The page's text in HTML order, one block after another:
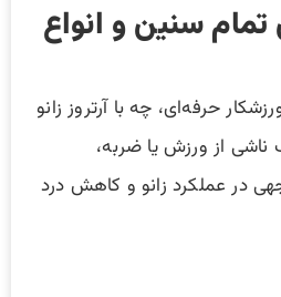
سنین و انواع
حرفه‌ای، چه با آرتروز زانو
از ورزش یا ضربه،
در عملکرد زانو و کاهش درد